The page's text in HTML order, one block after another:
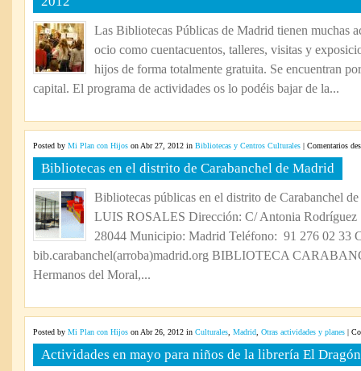
las
bibliotecas
públicas
Madrid
mayo
2012
Las Bibliotecas Públicas de Madrid tienen muchas
ocio como cuentacuentos, talleres, visitas y
hijos de forma totalmente gratuita. Se encuentran
capital. El programa de actividades os lo podéis bajar de la...
Posted by Mi Plan con Hijos on Abr 27, 2012 in Bibliotecas y Centros Culturales | Comentarios
Bibliotecas en el distrito de Carabanchel de Madrid
Bibliotecas públicas en el distrito de Carabanchel
LUIS ROSALES Dirección: C/ Antonia Rodríguez
28044 Municipio: Madrid Teléfono: 91 276 02 33
bib.carabanchel(arroba)madrid.org BIBLIOTECA
Hermanos del Moral,...
Posted by Mi Plan con Hijos on Abr 26, 2012 in Culturales Madrid Otras actividades y planes |
Actividades en mayo para niños de la librería El